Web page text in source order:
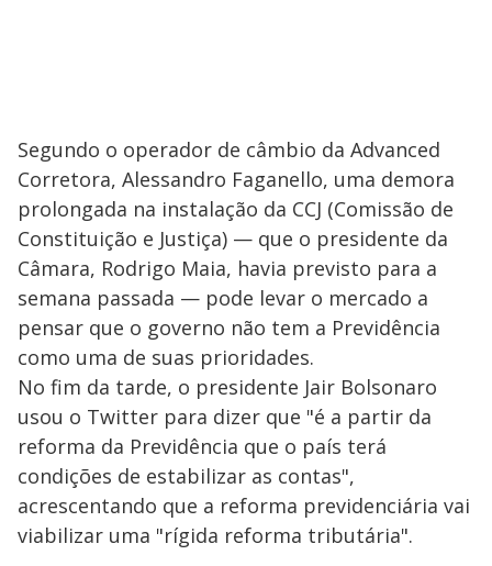
Segundo o operador de câmbio da Advanced
Corretora, Alessandro Faganello, uma demora
prolongada na instalação da CCJ (Comissão de
Constituição e Justiça) — que o presidente da
Câmara, Rodrigo Maia, havia previsto para a
semana passada — pode levar o mercado a
pensar que o governo não tem a Previdência
como uma de suas prioridades.
No fim da tarde, o presidente Jair Bolsonaro
usou o Twitter para dizer que "é a partir da
reforma da Previdência que o país terá
condições de estabilizar as contas",
acrescentando que a reforma previdenciária vai
viabilizar uma "rígida reforma tributária".